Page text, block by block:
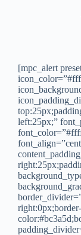
[mpc_alert
left:25px;”